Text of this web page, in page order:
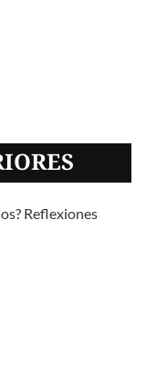
Reflexiones